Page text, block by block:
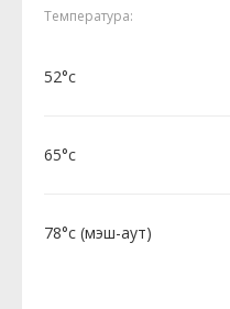
Температура:
52°c
65°c
78°c (мэш-аут)